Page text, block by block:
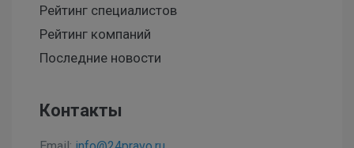
Рейтинг специалистов
Рейтинг компаний
Последние новости
Контакты